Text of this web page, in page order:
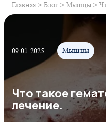
Главная > Блог > Мышцы >
09.01.2025 Мышцы
Что такое
лечение.